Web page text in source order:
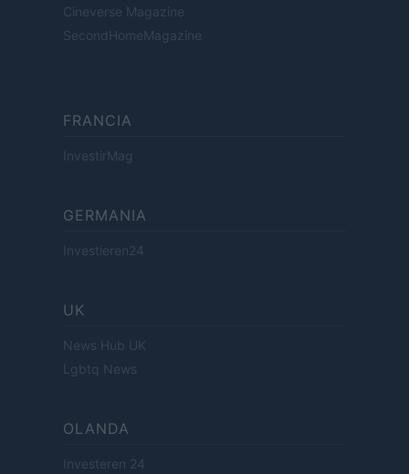
Cineverse Magazine
SecondHomeMagazine
FRANCIA
InvestirMag
GERMANIA
Investieren24
UK
News Hub UK
Lgbtq News
OLANDA
Investeren 24